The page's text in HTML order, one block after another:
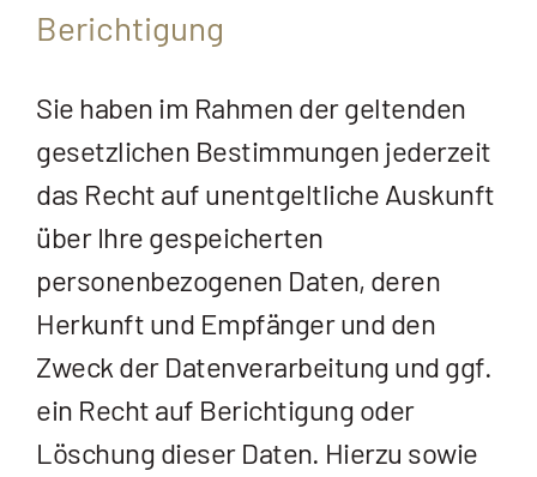
Berichtigung
Sie haben im Rahmen der geltenden
gesetzlichen Bestimmungen jederzeit
das Recht auf unentgeltliche Auskunft
über Ihre gespeicherten
personenbezogenen Daten, deren
Herkunft und Empfänger und den
Zweck der Datenverarbeitung und ggf.
ein Recht auf Berichtigung oder
Löschung dieser Daten. Hierzu sowie